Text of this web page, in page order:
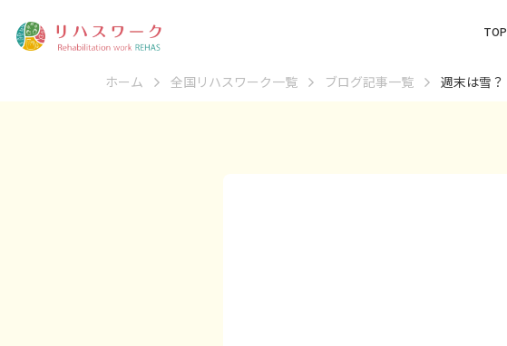
ホーム 全国リハスワーク一覧 ブログ記事一覧 週末は雪？
TOP